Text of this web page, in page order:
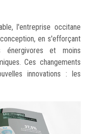
l'entreprise occitane
en s'efforçant
énergivores et moins
Ces changements
innovations : les